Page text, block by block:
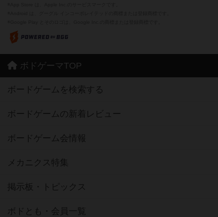
ボドゲーマTOP
ボードゲームを検索する
ボードゲームの新着レビュー
ボードゲーム会情報
メカニクス特集
掲示板・トピックス
ボドとも・会員一覧